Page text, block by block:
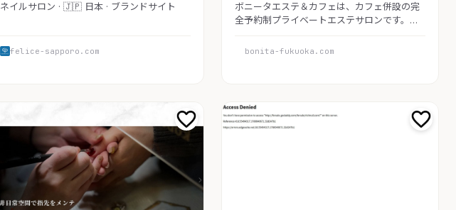
ネイルサロン · 🇯🇵 日本 · ブランドサイト
felice-sapporo.com
ボニータエステ＆カフェは、カフェ併設の完
全予約制プライベートエステサロンです。…
bonita-fukuoka.com